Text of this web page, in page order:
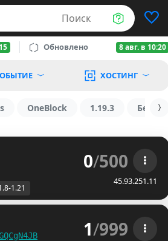
Поиск
Обновлено 8 авг. в 10:20
ХОСТИНГ
OneBlock 1.19.3 БедВарс
0/500
45.93.251.11
1.21
1/999